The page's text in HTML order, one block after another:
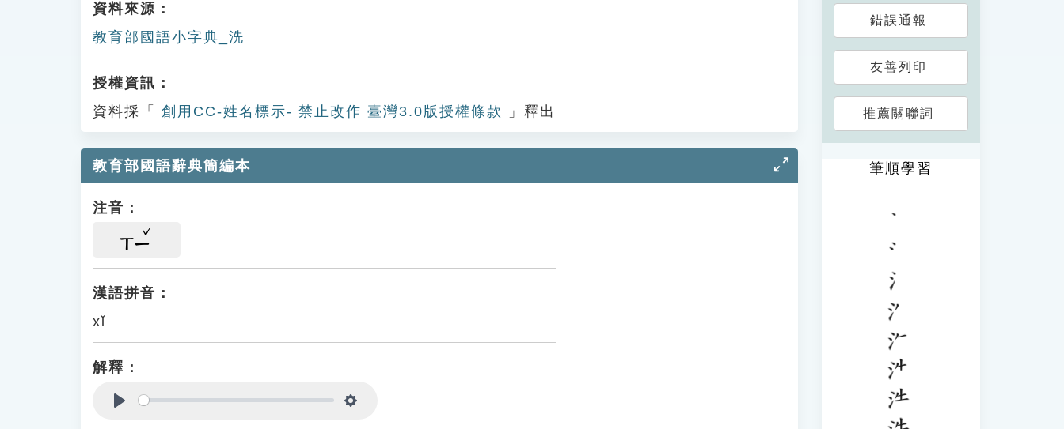
資料來源：
教育部國語小字典_洗
授權資訊：
資料採「
創用CC-姓名標示- 禁止改作 臺灣3.0版授權條款 」釋出
教育部國語辭典簡編本
注音：
ㄒㄧ
漢語拼音：
xǐ
解釋：
錯誤通報
友善列印
推薦關聯詞
筆順學習